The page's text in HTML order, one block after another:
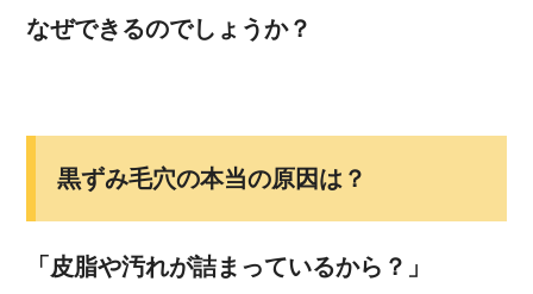
なぜできるのでしょうか？
黒ずみ毛穴の本当の原因は？
「皮脂や汚れが詰まっているから？」